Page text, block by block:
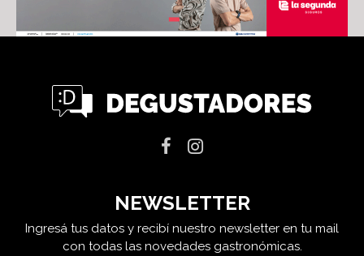
NEWSLETTER
Ingresá tus datos y recibí nuestro newsletter en tu mail
con todas las novedades gastronómicas.